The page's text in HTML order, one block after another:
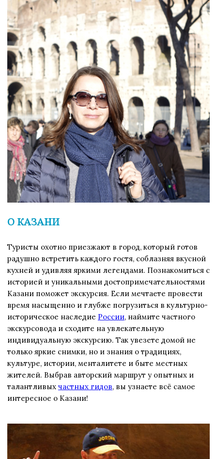
О КАЗАНИ
Туристы охотно приезжают в город, который готов
радушно встретить каждого гостя, соблазняя вкусной
кухней и удивляя яркими легендами. Познакомиться с
историей и уникальными достопримечательностями
Казани поможет экскурсия. Если мечтаете провести
время насыщенно и глубже погрузиться в культурно-
историческое наследие России, наймите частного
экскурсовода и сходите на увлекательную
индивидуальную экскурсию. Так увезете домой не
только яркие снимки, но и знания о традициях,
культуре, истории, менталитете и быте местных
жителей. Выбрав авторский маршрут у опытных и
талантливых частных гидов, вы узнаете всё самое
интересное о Казани!